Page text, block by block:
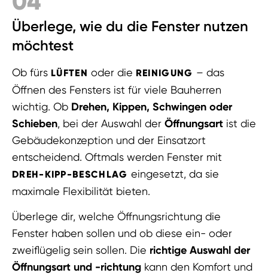
Überlege, wie du die Fenster nutzen
möchtest
Ob fürs LÜFTEN oder die REINIGUNG – das
Öffnen des Fensters ist für viele Bauherren
wichtig. Ob Drehen, Kippen, Schwingen oder
Schieben, bei der Auswahl der Öffnungsart ist die
Gebäudekonzeption und der Einsatzort
entscheidend. Oftmals werden Fenster mit
DREH-KIPP-BESCHLAG eingesetzt, da sie
maximale Flexibilität bieten.
Überlege dir, welche Öffnungsrichtung die
Fenster haben sollen und ob diese ein- oder
zweiflügelig sein sollen. Die richtige Auswahl der
Öffnungsart und -richtung kann den Komfort und